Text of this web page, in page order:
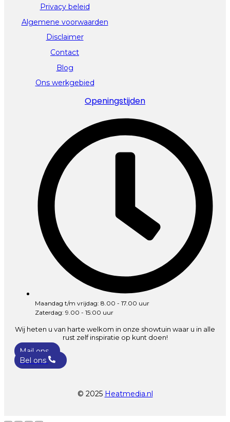
Privacy beleid
Algemene voorwaarden
Disclaimer
Contact
Blog
Ons werkgebied
Openingstijden
Maandag t/m vrijdag: 8.00 - 17.00 uur
Zaterdag: 9.00 - 15:00 uur
Wij heten u van harte welkom in onze showtuin waar u in alle
rust zelf inspiratie op kunt doen!
Mail ons
Bel ons
© 2025 Heatmedia.nl